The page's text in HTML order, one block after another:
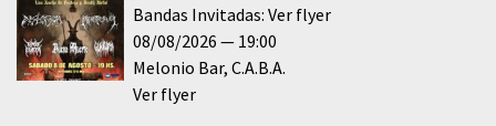
Bandas Invitadas: Ver flyer
08/08/2026
19:00
Melonio Bar C.A.B.A.
Ver flyer